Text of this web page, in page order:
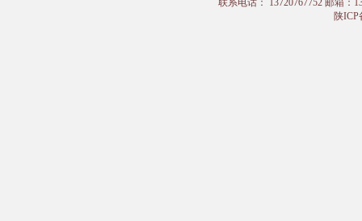
联系电话： 13720767752 邮箱：
陕ICP